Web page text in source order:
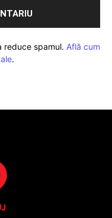
reduce spamul. Află cum
.